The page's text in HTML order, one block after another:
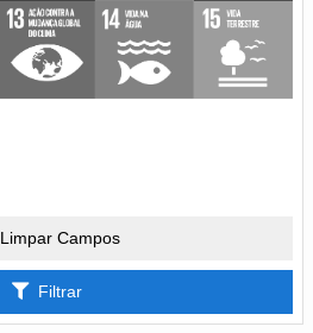
Limpar Campos
Filtrar